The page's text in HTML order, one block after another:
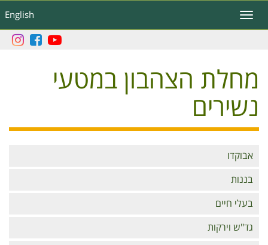
לתוכן
העיקרי
English
Toggle
navigation
מחלת הצהבון במטעי
נשירים
Branches
אבוקדו
בננות
בעלי חיים
גד"ש וירקות